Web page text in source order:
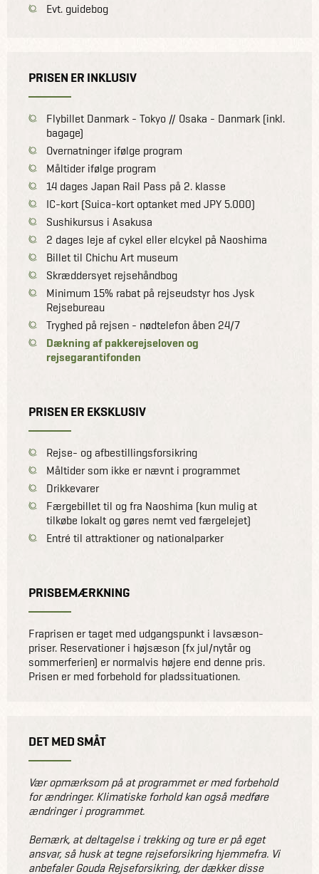
Evt. guidebog
PRISEN ER INKLUSIV
Flybillet Danmark - Tokyo // Osaka - Danmark (inkl.
bagage)
Overnatninger ifølge program
Måltider ifølge program
14 dages Japan Rail Pass på 2. klasse
IC-kort (Suica-kort optanket med JPY 5.000)
Sushikursus i Asakusa
2 dages leje af cykel eller elcykel på Naoshima
Billet til Chichu Art museum
Skræddersyet rejsehåndbog
Minimum 15% rabat på rejseudstyr hos Jysk
Rejsebureau
Tryghed på rejsen - nødtelefon åben 24/7
Dækning af pakkerejseloven og
rejsegarantifonden
PRISEN ER EKSKLUSIV
Rejse- og afbestillingsforsikring
Måltider som ikke er nævnt i programmet
Drikkevarer
Færgebillet til og fra Naoshima (kun mulig at
tilkøbe lokalt og gøres nemt ved færgelejet)
Entré til attraktioner og nationalparker
PRISBEMÆRKNING
Fraprisen er taget med udgangspunkt i lavsæson-
priser. Reservationer i højsæson (fx jul/nytår og
sommerferien) er normalvis højere end denne pris.
Prisen er med forbehold for pladssituationen.
DET MED SMÅT
Vær opmærksom på at programmet er med forbehold
for ændringer. Klimatiske forhold kan også medføre
ændringer i programmet.
Bemærk, at deltagelse i trekking og ture er på eget
ansvar, så husk at tegne rejseforsikring hjemmefra. Vi
anbefaler Gouda Rejseforsikring, der dækker disse